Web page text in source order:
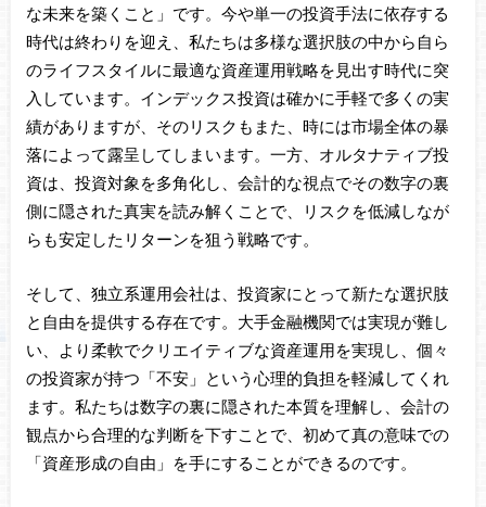
な未来を築くこと」です。今や単一の投資手法に依存する
時代は終わりを迎え、私たちは多様な選択肢の中から自ら
のライフスタイルに最適な資産運用戦略を見出す時代に突
入しています。インデックス投資は確かに手軽で多くの実
績がありますが、そのリスクもまた、時には市場全体の暴
落によって露呈してしまいます。一方、オルタナティブ投
資は、投資対象を多角化し、会計的な視点でその数字の裏
側に隠された真実を読み解くことで、リスクを低減しなが
らも安定したリターンを狙う戦略です。
そして、独立系運用会社は、投資家にとって新たな選択肢
と自由を提供する存在です。大手金融機関では実現が難し
い、より柔軟でクリエイティブな資産運用を実現し、個々
の投資家が持つ「不安」という心理的負担を軽減してくれ
ます。私たちは数字の裏に隠された本質を理解し、会計の
観点から合理的な判断を下すことで、初めて真の意味での
「資産形成の自由」を手にすることができるのです。